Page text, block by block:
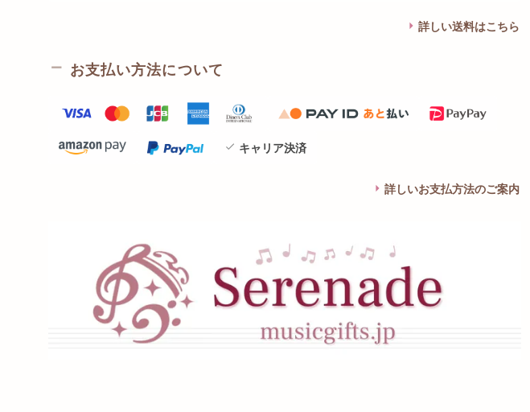
詳しい送料はこちら
お支払い方法について
キャリア決済
詳しいお支払方法のご案内